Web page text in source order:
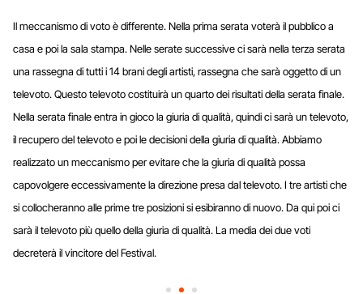
Il meccanismo di voto è differente. Nella prima serata voterà il pubblico a
casa e poi la sala stampa. Nelle serate successive ci sarà nella terza serata
una rassegna di tutti i 14 brani degli artisti, rassegna che sarà oggetto di un
televoto. Questo televoto costituirà un quarto dei risultati della serata finale.
Nella serata finale entra in gioco la giuria di qualità, quindi ci sarà un televoto,
il recupero del televoto e poi le decisioni della giuria di qualità. Abbiamo
realizzato un meccanismo per evitare che la giuria di qualità possa
capovolgere eccessivamente la direzione presa dal televoto. I tre artisti che
si collocheranno alle prime tre posizioni si esibiranno di nuovo. Da qui poi ci
sarà il televoto più quello della giuria di qualità. La media dei due voti
decreterà il vincitore del Festival.